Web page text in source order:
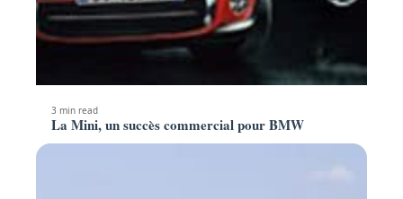
3 min read
La Mini, un succès commercial pour BMW